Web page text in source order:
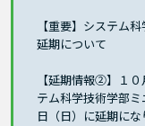
【重要】システム
延期について
【延期情報②】１
テム科学技術学部
日（日）に延期にな